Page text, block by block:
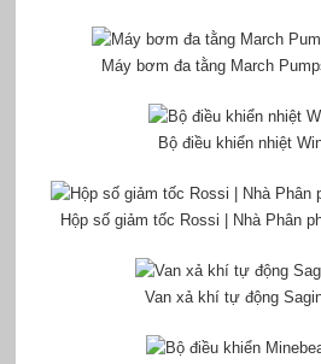
Máy bơm đa tằng March
Bộ điều khiển nhiệt
Hộp số giảm tốc Rossi | Nhà Phân
Van xả khí tự động